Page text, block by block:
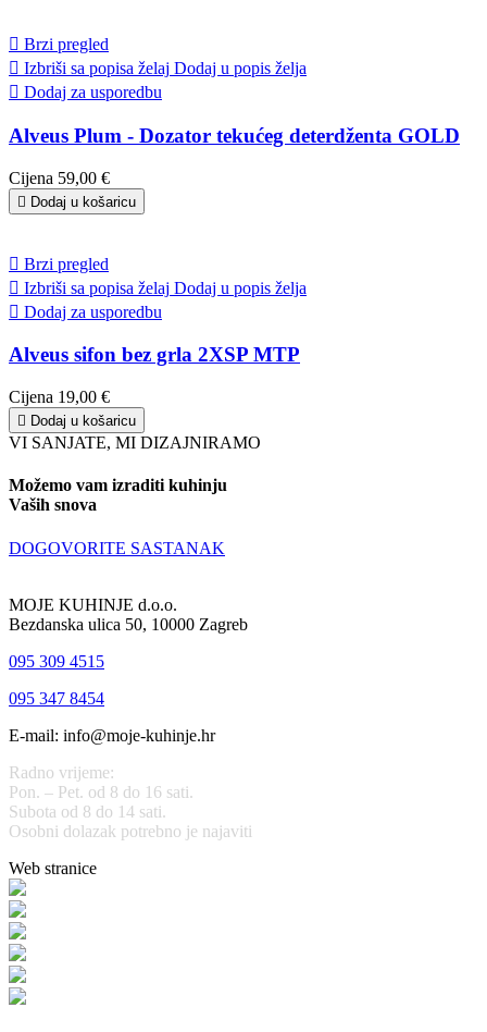
 Brzi pregled
 Izbriši sa popisa želaj Dodaj u popis želja
 Dodaj za usporedbu
Alveus Plum - Dozator tekućeg deterdženta GOLD
Cijena 59,00 €
 Dodaj u košaricu
 Brzi pregled
 Izbriši sa popisa želaj Dodaj u popis želja
 Dodaj za usporedbu
Alveus sifon bez grla 2XSP MTP
Cijena 19,00 €
 Dodaj u košaricu
VI SANJATE, MI DIZAJNIRAMO
Možemo vam izraditi kuhinju
Vaših snova
DOGOVORITE SASTANAK
MOJE KUHINJE d.o.o.
Bezdanska ulica 50, 10000 Zagreb
095 309 4515
095 347 8454
E-mail: info@moje-kuhinje.hr
Radno vrijeme:
Pon. – Pet. od 8 do 16 sati.
Subota od 8 do 14 sati.
Osobni dolazak potrebno je najaviti
Web stranice